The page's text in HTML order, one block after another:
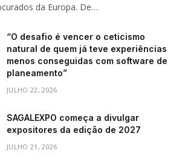
da Europa. De…
“O desafio é vencer o ceticismo
natural de quem já teve experiências
menos conseguidas com software de
planeamento”
JULHO 22, 2026
SAGALEXPO começa a divulgar
expositores da edição de 2027
JULHO 21, 2026